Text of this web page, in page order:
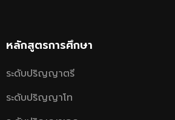
หลักสูตรการศึกษา
ระดับปริญญาตรี
ระดับปริญญาโท